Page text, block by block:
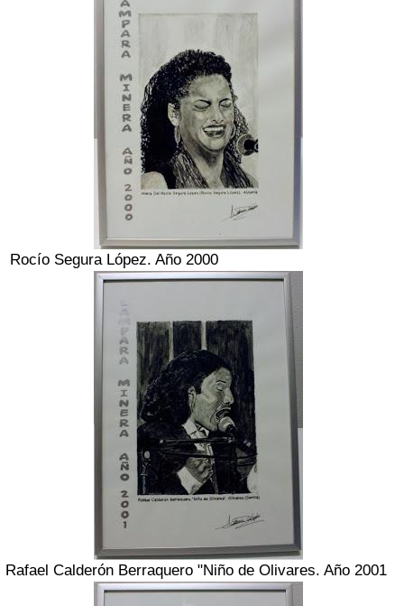
Rocío Segura López. Año 2000
Rafael Calderón Berraquero "Niño de Olivares. Año 2001